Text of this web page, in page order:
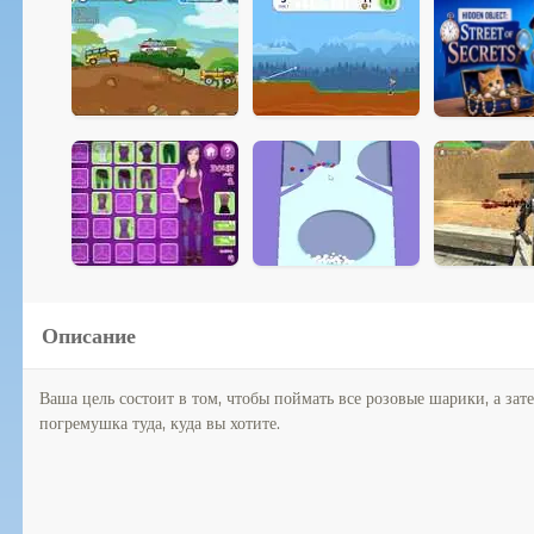
Описание
Ваша цель состоит в том, чтобы поймать все розовые шарики, а
погремушка туда, куда вы хотите.